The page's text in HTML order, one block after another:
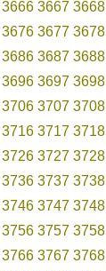
3666 3667 3668
3676 3677 3678
3686 3687 3688
3696 3697 3698
3706 3707 3708
3716 3717 3718
3726 3727 3728
3736 3737 3738
3746 3747 3748
3756 3757 3758
3766 3767 3768